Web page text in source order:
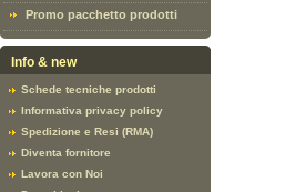
Promo pacchetto prodotti
Info & new
Schede tecniche prodotti
Informativa privacy policy
Spedizione e Resi (RMA)
Diventa fornitore
Lavora con Noi